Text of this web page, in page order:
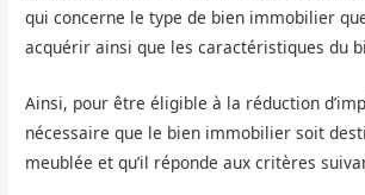
qui concerne le type de bien immobilier
acquérir ainsi que les caractéristiques du
Ainsi, pour être éligible à la réduction
nécessaire que le bien immobilier soit
meublée et qu’il réponde aux critères